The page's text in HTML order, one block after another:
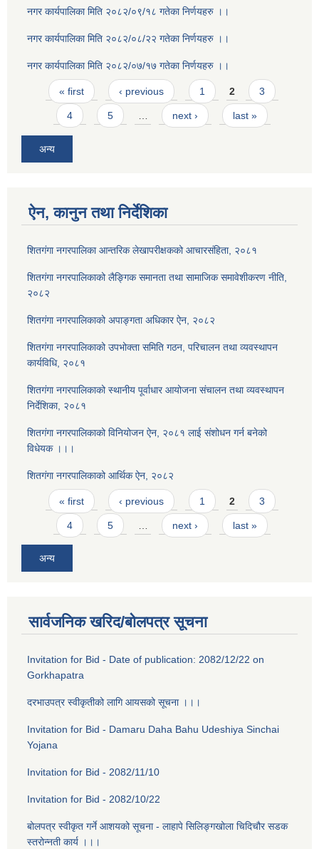
नगर कार्यपालिका मिति २०८२/०९/१८ गतेका निर्णयहरु ।।
नगर कार्यपालिका मिति २०८२/०८/२२ गतेका निर्णयहरु ।।
नगर कार्यपालिका मिति २०८२/०७/१७ गतेका निर्णयहरु ।।
Pages
« first ‹ previous 1 2 3
4 5 … next › last »
अन्य
ऐन, कानुन तथा निर्देशिका
शितगंगा नगरपालिका आन्तरिक लेखापरीक्षकको आचारसंहिता, २०८१
शितगंगा नगरपालिकाको लैङ्गिक समानता तथा सामाजिक समावेशीकरण नीति,
२०८२
शितगंगा नगरपालिकाको अपाङ्गता अधिकार ऐन, २०८२
शितगंगा नगरपालिकाको उपभोक्ता समिति गठन, परिचालन तथा व्यवस्थापन
कार्यविधि, २०८१
शितगंगा नगरपालिकाको स्थानीय पूर्वाधार आयोजना संचालन तथा व्यवस्थापन
निर्देशिका, २०८१
शितगंगा नगरपालिकाको विनियोजन ऐन, २०८१ लाई संशोधन गर्न बनेको
विधेयक ।।।
शितगंगा नगरपालिकाको आर्थिक ऐन, २०८२
Pages
« first ‹ previous 1 2 3
4 5 next › last »
अन्य
सार्वजनिक खरिद/बोलपत्र सूचना
Invitation for Bid - Date of publication: 2082/12/22 on
Gorkhapatra
दरभाउपत्र स्वीकृतीको लागि आयसको सूचना ।।।
Invitation for Bid - Damaru Daha Bahu Udeshiya Sinchai
Yojana
Invitation for Bid - 2082/11/10
Invitation for Bid - 2082/10/22
बोलपत्र स्वीकृत गर्ने आशयको सूचना - लाहापे सिलिङ्गखोला चिदिचौर सडक
स्तरोन्नती कार्य ।।।